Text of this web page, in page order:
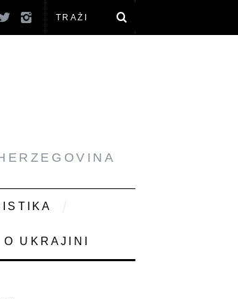
UKRAJINI